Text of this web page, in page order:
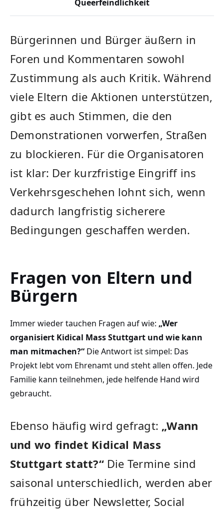
Queerfeindlichkeit
Bürgerinnen und Bürger äußern in
Foren und Kommentaren sowohl
Zustimmung als auch Kritik. Während
viele Eltern die Aktionen unterstützen,
gibt es auch Stimmen, die den
Demonstrationen vorwerfen, Straßen
zu blockieren. Für die Organisatoren
ist klar: Der kurzfristige Eingriff ins
Verkehrsgeschehen lohnt sich, wenn
dadurch langfristig sicherere
Bedingungen geschaffen werden.
Fragen von Eltern und
Bürgern
Immer wieder tauchen Fragen auf wie: „Wer
organisiert Kidical Mass Stuttgart und wie kann
man mitmachen?“ Die Antwort ist simpel: Das
Projekt lebt vom Ehrenamt und steht allen offen. Jede
Familie kann teilnehmen, jede helfende Hand wird
gebraucht.
Ebenso häufig wird gefragt: „Wann
und wo findet Kidical Mass
Stuttgart statt?“Die Termine sind
saisonal unterschiedlich, werden aber
frühzeitig über Newsletter, Social